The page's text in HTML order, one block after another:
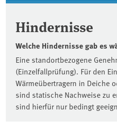
Hindernisse
Welche Hindernisse gab es
Eine standortbezogene
(Einzelfallprüfung). Für den
Wärmeübertragern in Deiche
sind statische Nachweise zu
sind hierfür nur bedingt